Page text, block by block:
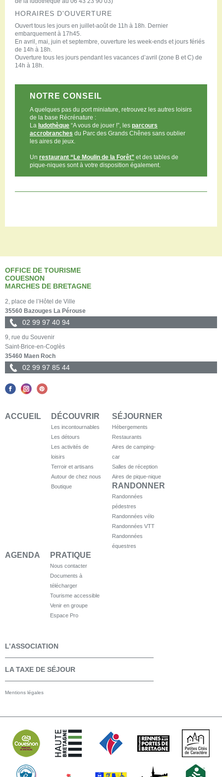
HORAIRES D'OUVERTURE
Ouvert tous les jours en juillet-août de 11h à 18h. Dernier
embarquement à 17h45.
En avril, mai, juin et septembre, ouverture les week-ends et jours fériés
de 14h à 18h.
Ouverture tous les jours pendant les vacances d’avril (zone B et C) de
14h à 18h.
NOTRE CONSEIL
A quelques pas du port miniature, retrouvez les autres loisirs
de la base Récrénature :
La ludothèque “A vous de jouer !”, les parcours
accrobranches du Parc des Grands Chênes sans oublier
les aires de jeux.
Un restaurant “Le Moulin de la Forêt” et des tables de
pique-niques sont à votre disposition également.
OFFICE DE TOURISME
COUESNON
MARCHES DE BRETAGNE
2, place de l’Hôtel de Ville
35560 Bazouges La Pérouse
02 99 97 40 94
9, rue du Souvenir
Saint-Brice-en-Coglès
35460 Maen Roch
02 99 97 85 44
ACCUEIL DÉCOUVRIR
Les incontournables
Les détours
Les activités de
loisirs
Terroir et artisans
Autour de chez nous
Boutique
SÉJOURNER
Hébergements
Restaurants
Aires de camping-
car
Salles de réception
Aires de pique-nique
RANDONNER
Randonnées
pédestres
Randonnées vélo
Randonnées VTT
Randonnées
équestres
AGENDA PRATIQUE
Nous contacter
Documents à
télécharger
Tourisme accessible
Venir en groupe
Espace Pro
L’ASSOCIATION
LA TAXE DE SÉJOUR
Mentions légales